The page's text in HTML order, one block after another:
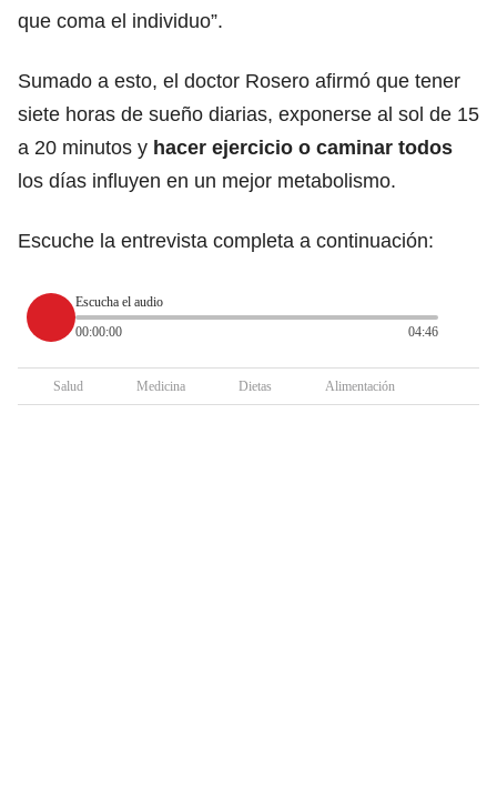
que coma el individuo”.
Sumado a esto, el doctor Rosero afirmó que tener
siete horas de sueño diarias, exponerse al sol de 15
a 20 minutos y hacer ejercicio o caminar todos
los días influyen en un mejor metabolismo.
Escuche la entrevista completa a continuación:
Escucha el audio
00:00:00
04:46
Salud Medicina Dietas Alimentación